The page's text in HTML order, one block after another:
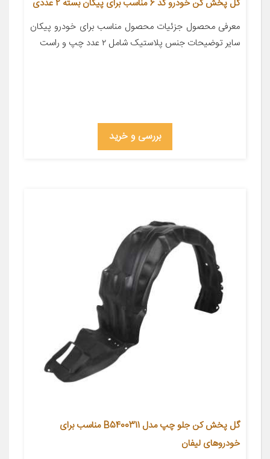
گل پخش کن خودرو کد 6 مناسب برای پیکان بسته 2 عددی
معرفی محصول جزئیات محصول مناسب برای خودرو پیکان
سایر توضیحات جنس پلاستیک شامل ۲ عدد چپ و راست
بررسی و خرید
گل پخش کن جلو چپ مدل B5400311 مناسب برای
خودروهای لیفان